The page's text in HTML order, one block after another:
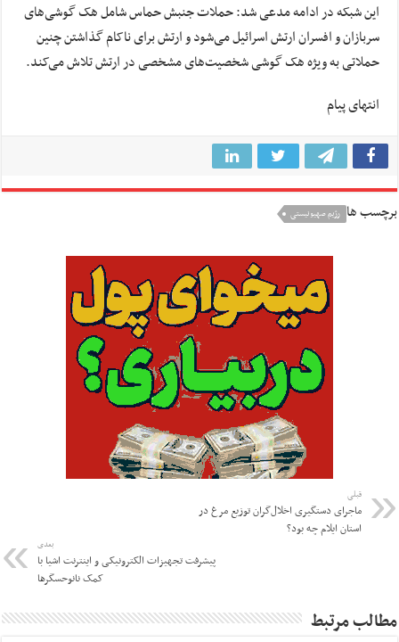
این شبکه در ادامه مدعی شد: حملات جنبش حماس شامل هک گوشی‌های
سربازان و افسران ارتش اسرائیل می‌شود و ارتش برای ناکام گذاشتن چنین
حملاتی به ویژه هک گوشی‌ شخصیت‌های مشخصی در ارتش تلاش می‌کند.
انتهای پیام
برچسب ها رژیم صهیونیستی
قبلی
ماجرای دستگیری اخلال‌گران توزیع مرغ در
استان ایلام چه بود؟
بعدی
پیشرفت تجهیزات الکترونیکی و اینترنت اشیا با
کمک نانوحسگرها
مطالب مرتبط